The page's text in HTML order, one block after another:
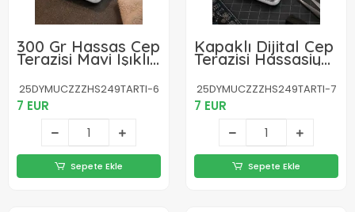
300 Gr Hassas Cep
Terazisi Mavi Işıklı
LCD Ekranlı Yeni
Nesil
25DYMUCZZZHS249TARTI-6
7 EUR
Sepete Ekle
Kapaklı Dijital Cep
Terazisi Hassasiyet
300 Gr Yeni Nesil
25DYMUCZZZHS249TARTI-7
7 EUR
Sepete Ekle